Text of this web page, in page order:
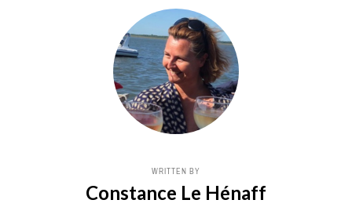
WRITTEN BY
Constance Le Hénaff